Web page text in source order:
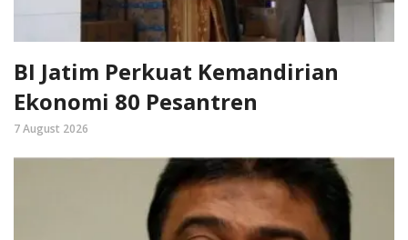
BI Jatim Perkuat Kemandirian
Ekonomi 80 Pesantren
7 August 2026